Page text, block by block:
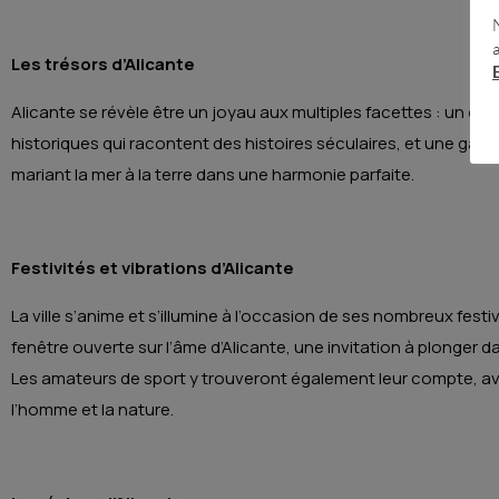
Les trésors d’Alicante
Alicante se révèle être un joyau aux multiples facettes : un
historiques qui racontent des histoires séculaires, et une
mariant la mer à la terre dans une harmonie parfaite.
Festivités et vibrations d’Alicante
La ville s’anime et s’illumine à l’occasion de ses nombreux
fenêtre ouverte sur l’âme d’Alicante, une invitation à plonger
Les amateurs de sport y trouveront également leur compte,
l’homme et la nature.